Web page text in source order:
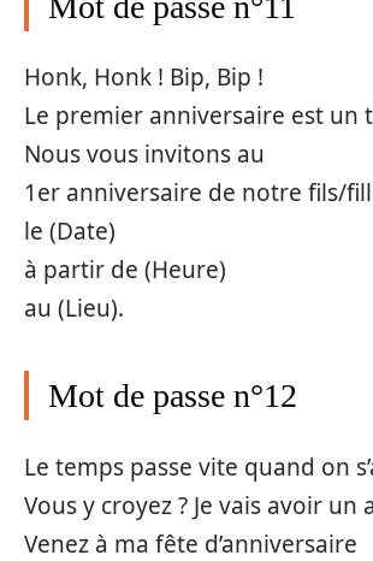
Honk, Honk ! Bip, Bip !
Le premier anniversaire est un
Nous vous invitons au
1er anniversaire de notre fils/
le (Date)
à partir de (Heure)
au (Lieu).
Mot de passe n°12
Le temps passe vite quand on
Vous y croyez ? Je vais avoir un
Venez à ma fête d’anniversaire